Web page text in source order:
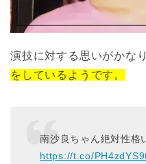
演技に対する思いがかな
をしているようです。
南沙良ちゃん絶対性格
https://t.co/